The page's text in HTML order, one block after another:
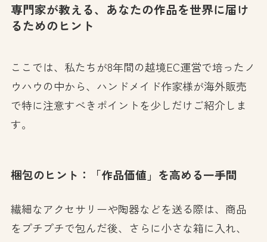
専門家が教える、あなたの作品を世界に届け
るためのヒント
ここでは、私たちが8年間の越境EC運営で培ったノ
ウハウの中から、ハンドメイド作家様が海外販売
で特に注意すべきポイントを少しだけご紹介しま
す。
梱包のヒント：「作品価値」を高める一手間
繊細なアクセサリーや陶器などを送る際は、商品
をプチプチで包んだ後、さらに小さな箱に入れ、